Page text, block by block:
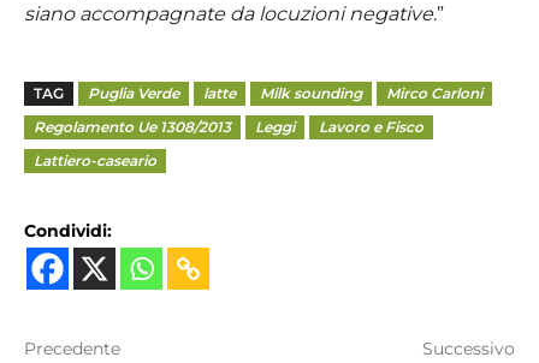
siano accompagnate da locuzioni negative.”
TAG Puglia Verde latte Milk sounding
Mirco Carloni
Regolamento Ue 1308/2013
Leggi
Lavoro e Fisco
Lattiero-caseario
Condividi:
Precedente Successivo